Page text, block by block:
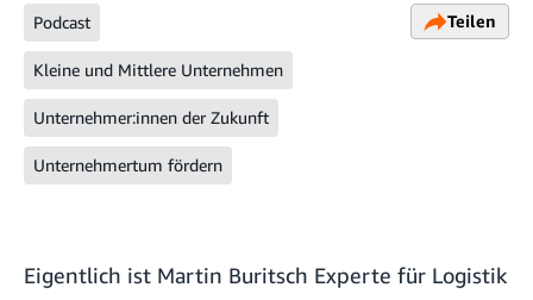
Podcast
Kleine und Mittlere Unternehmen
Unternehmer:innen der Zukunft
Unternehmertum fördern
Teilen
Eigentlich ist Martin Buritsch Experte für Logistik